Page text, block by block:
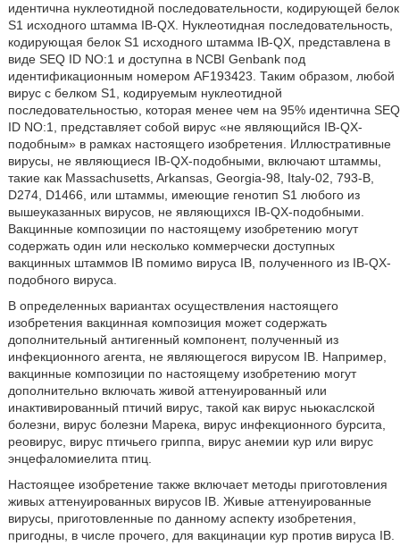
идентична нуклеотидной последовательности, кодирующей белок
S1 исходного штамма IB-QX. Нуклеотидная последовательность,
кодирующая белок S1 исходного штамма IB-QX, представлена в
виде SEQ ID NO:1 и доступна в NCBI Genbank под
идентификационным номером AF193423. Таким образом, любой
вирус с белком S1, кодируемым нуклеотидной
последовательностью, которая менее чем на 95% идентична SEQ
ID NO:1, представляет собой вирус «не являющийся IB-QX-
подобным» в рамках настоящего изобретения. Иллюстративные
вирусы, не являющиеся IB-QX-подобными, включают штаммы,
такие как Massachusetts, Arkansas, Georgia-98, Italy-02, 793-B,
D274, D1466, или штаммы, имеющие генотип S1 любого из
вышеуказанных вирусов, не являющихся IB-QX-подобными.
Вакцинные композиции по настоящему изобретению могут
содержать один или несколько коммерчески доступных
вакцинных штаммов IB помимо вируса IB, полученного из IB-QX-
подобного вируса.
В определенных вариантах осуществления настоящего
изобретения вакцинная композиция может содержать
дополнительный антигенный компонент, полученный из
инфекционного агента, не являющегося вирусом IB. Например,
вакцинные композиции по настоящему изобретению могут
дополнительно включать живой аттенуированный или
инактивированный птичий вирус, такой как вирус ньюкаслской
болезни, вирус болезни Марека, вирус инфекционного бурсита,
реовирус, вирус птичьего гриппа, вирус анемии кур или вирус
энцефаломиелита птиц.
Настоящее изобретение также включает методы приготовления
живых аттенуированных вирусов IB. Живые аттенуированные
вирусы, приготовленные по данному аспекту изобретения,
пригодны, в числе прочего, для вакцинации кур против вируса IB.